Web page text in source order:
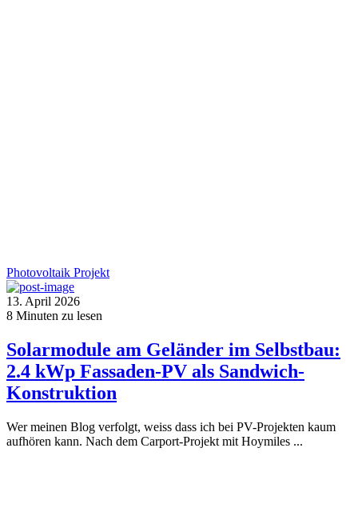
Photovoltaik Projekt
13. April 2026
8 Minuten zu lesen
Solarmodule am Geländer im Selbstbau:
2.4 kWp Fassaden-PV als Sandwich-
Konstruktion
Wer meinen Blog verfolgt, weiss dass ich bei PV-Projekten kaum
aufhören kann. Nach dem Carport-Projekt mit Hoymiles ...